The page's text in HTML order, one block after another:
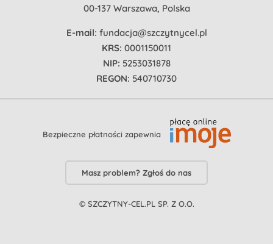
00-137 Warszawa, Polska
E-mail: fundacja@szczytnycel.pl
KRS: 0001150011
NIP: 5253031878
REGON: 540710730
Bezpieczne płatności zapewnia
Masz problem? Zgłoś do nas
© SZCZYTNY-CEL.PL SP. Z O.O.